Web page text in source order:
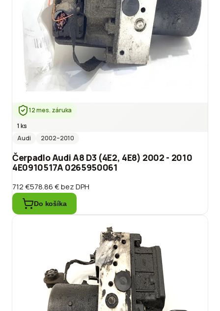
12 mes. záruka
1 ks
Audi
2002–2010
Čerpadlo Audi A8 D3 (4E2, 4E8) 2002 - 2010
4E0910517A 0265950061
712 €578.86 €bez DPH
Do košíka